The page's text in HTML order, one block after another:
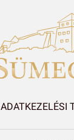
ADATKEZELÉSI